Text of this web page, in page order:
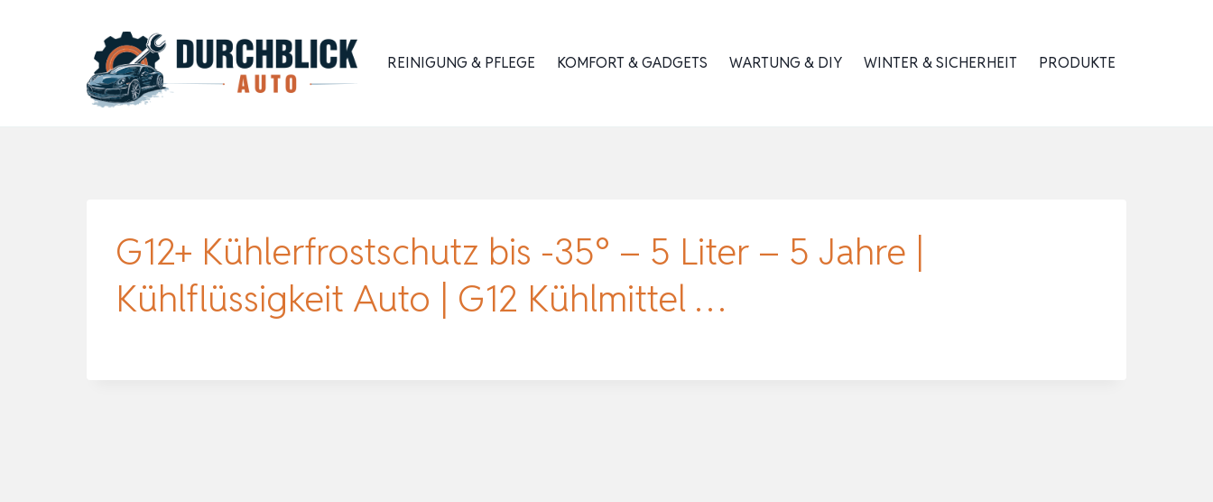
REINIGUNG & PFLEGE KOMFORT & GADGETS WARTUNG & DIY WINTER & SICHERHEIT PRODUKTE
G12+ Kühlerfrostschutz bis -35° – 5 Liter – 5 Jahre |
Kühlflüssigkeit Auto | G12 Kühlmittel …